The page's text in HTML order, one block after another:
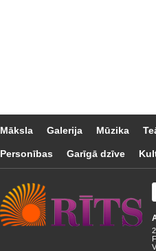
Māksla Galerija Mūzika
Personības Garīgā dzīve